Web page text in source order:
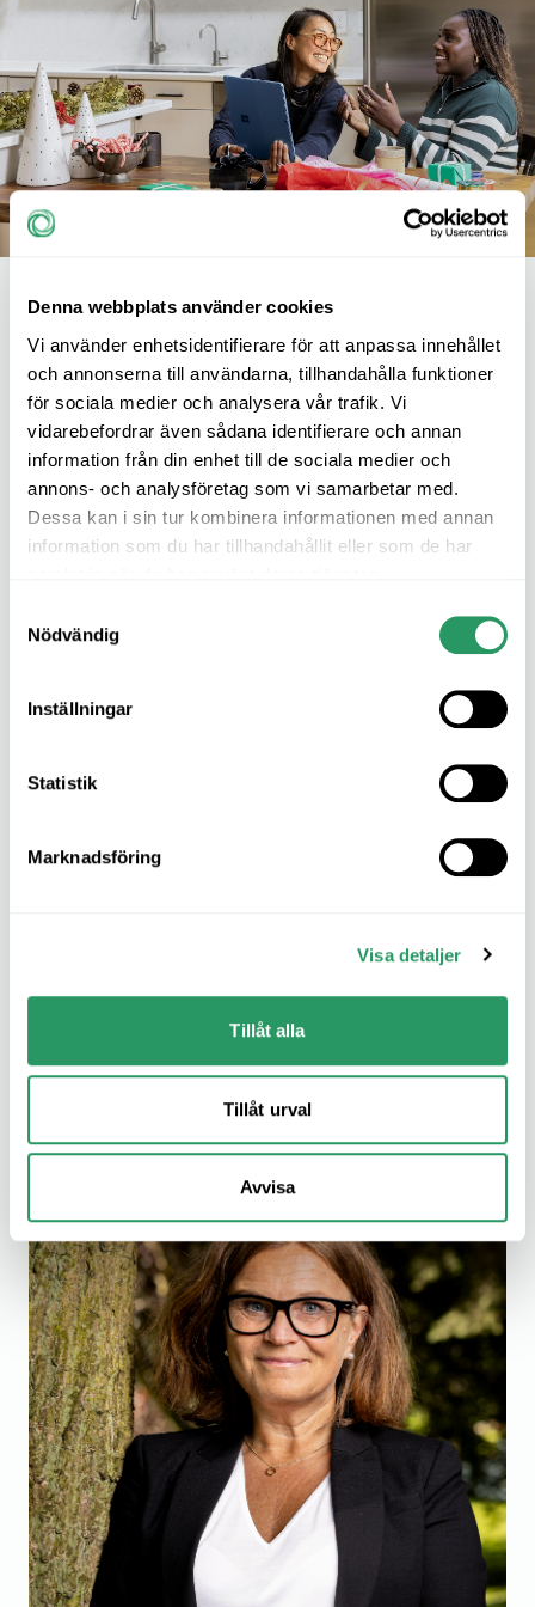
Denna webbplats använder cookies
Vi använder enhetsidentifierare för att anpassa innehållet
och annonserna till användarna, tillhandahålla funktioner
för sociala medier och analysera vår trafik. Vi
vidarebefordrar även sådana identifierare och annan
information från din enhet till de sociala medier och
annons- och analysföretag som vi samarbetar med.
Dessa kan i sin tur kombinera informationen med annan
information som du har tillhandahållit eller som de har
Nödvändig
Inställningar
Statistik
Marknadsföring
Visa detaljer
Tillåt alla
Tillåt urval
Avvisa
Teamet bakom Meligo
Johan Edwartz
070-652 10 06